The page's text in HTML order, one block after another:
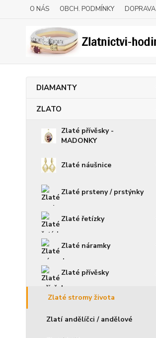
O NÁS OBCH. PODMÍNKY DOPRAVA
DIAMANTY
ZLATO
Zlaté přívěsky -
MADONKY
Zlaté náušnice
Zlaté prsteny / prstýnky
Zlaté řetízky
Zlaté náramky
Zlaté přívěsky
Zlaté stromy života
Zlatí andělíčci / andělové